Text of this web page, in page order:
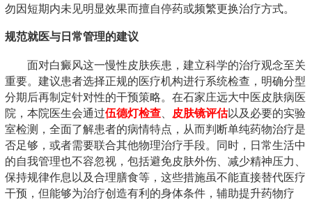
勿因短期内未见明显效果而擅自停药或频繁更换治疗方式。
规范就医与日常管理的建议
面对白癜风这一慢性皮肤疾患，建立科学的治疗观念至关
重要。建议患者选择正规的医疗机构进行系统检查，明确分型
分期后再制定针对性的干预策略。在石家庄远大中医皮肤病医
院，本院医生会通过伍德灯检查 皮肤镜评估以及必要的实验
室检测，全面了解患者的病情特点，从而判断单纯药物治疗是
否足够，或者需要联合其他物理治疗手段。同时，日常生活中
的自我管理也不容忽视，包括避免皮肤外伤、减少精神压力、
保持规律作息以及合理膳食等，这些措施虽不能直接替代医疗
干预，但能够为治疗创造有利的身体条件，辅助提升药物疗